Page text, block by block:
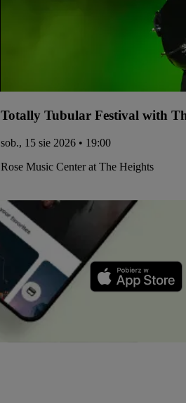
Totally Tubular Festival with
sob., 15 sie 2026 • 19:00
Rose Music Center at The Heights